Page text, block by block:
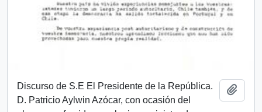
Discurso de S.E El Presidente de la República.
D. Patricio Aylwin Azócar, con ocasión del